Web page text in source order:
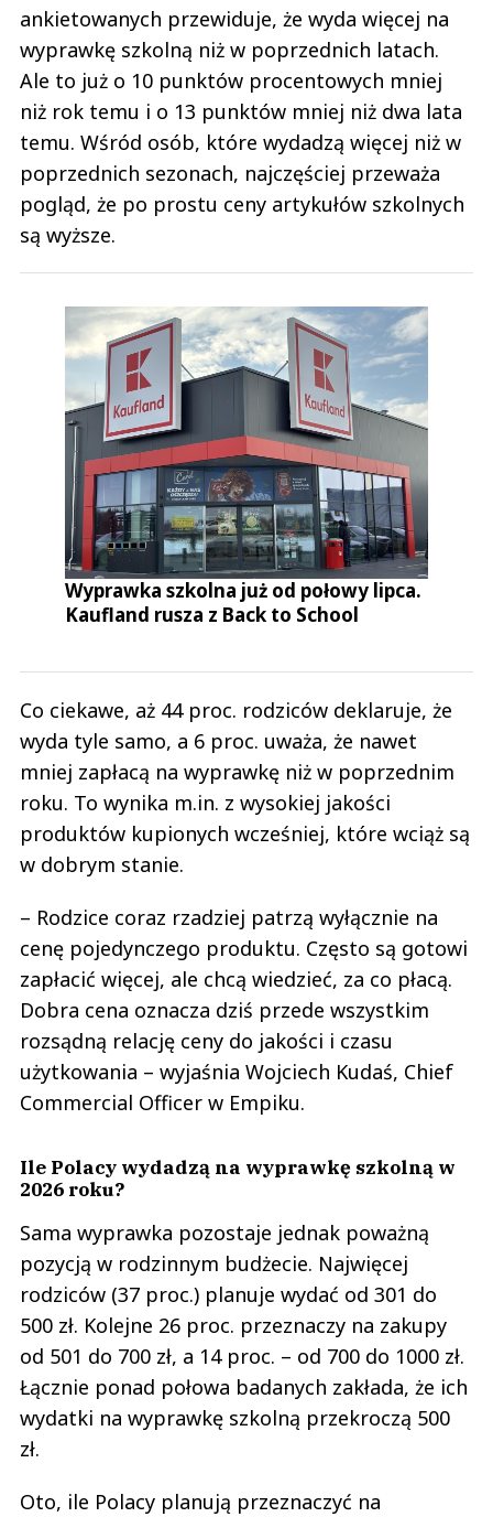
ankietowanych przewiduje, że wyda więcej na
wyprawkę szkolną niż w poprzednich latach.
Ale to już o 10 punktów procentowych mniej
niż rok temu i o 13 punktów mniej niż dwa lata
temu. Wśród osób, które wydadzą więcej niż w
poprzednich sezonach, najczęściej przeważa
pogląd, że po prostu ceny artykułów szkolnych
są wyższe.
Wyprawka szkolna już od połowy lipca.
Kaufland rusza z Back to School
Co ciekawe, aż 44 proc. rodziców deklaruje, że
wyda tyle samo, a 6 proc. uważa, że nawet
mniej zapłacą na wyprawkę niż w poprzednim
roku. To wynika m.in. z wysokiej jakości
produktów kupionych wcześniej, które wciąż są
w dobrym stanie.
– Rodzice coraz rzadziej patrzą wyłącznie na
cenę pojedynczego produktu. Często są gotowi
zapłacić więcej, ale chcą wiedzieć, za co płacą.
Dobra cena oznacza dziś przede wszystkim
rozsądną relację ceny do jakości i czasu
użytkowania – wyjaśnia Wojciech Kudaś, Chief
Commercial Officer w Empiku.
Ile Polacy wydadzą na wyprawkę szkolną w
2026 roku?
Sama wyprawka pozostaje jednak poważną
pozycją w rodzinnym budżecie. Najwięcej
rodziców (37 proc.) planuje wydać od 301 do
500 zł. Kolejne 26 proc. przeznaczy na zakupy
od 501 do 700 zł, a 14 proc. – od 700 do 1000 zł.
Łącznie ponad połowa badanych zakłada, że ich
wydatki na wyprawkę szkolną przekroczą 500
zł.
Oto, ile Polacy planują przeznaczyć na